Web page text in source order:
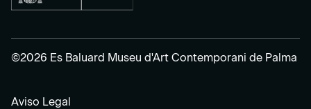
©2026 Es Baluard Museu d'Art Contemporani de Palma
Aviso Legal